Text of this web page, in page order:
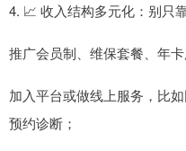
4. 📈 收入结构多元化：别只
推广会员制、维保套餐、年
加入平台或做线上服务，比
预约诊断；